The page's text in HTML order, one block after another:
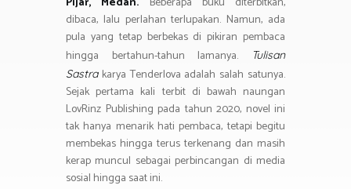
p
dibaca, lalu perlahan terlupakan. Namun, ada
pula yang tetap berbekas di pikiran pembaca
hingga bertahun-tahun lamanya.
Tulisan
Sastrakarya Tenderlova adalah salah satunya.
Sejak pertama kali terbit di bawah naungan
LovRinz Publishing pada tahun 2020, novel ini
tak hanya menarik hati pembaca, tetapi begitu
membekas hingga terus terkenang dan masih
kerap muncul sebagai perbincangan di media
sosial hingga saat ini.